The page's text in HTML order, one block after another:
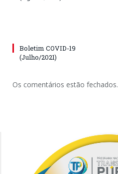
Boletim COVID-19
(Julho/2021)
Os comentários estão fechados.